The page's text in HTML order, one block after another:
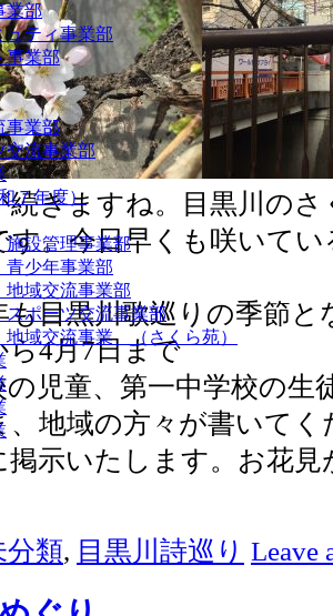
業部
ュティ事業部
事業部
事業部
交流事業部
７年度）
施設管理事業部
青少年事業部
地域交流事業部
スポーツ交流事業部
地域交流事業 （さくら苑）
続きますね。目黒川の
す。今日早くも咲いて
も目黒川歌巡りの季節と
ら4月7日まで
の児童、第一中学校の生
、地域の方々が書いて
掲示いたします。お花
分類, 目黒川詩巡り Leave